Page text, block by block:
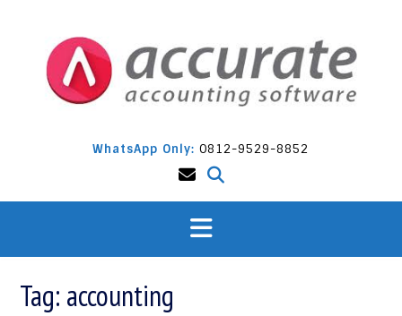
WhatsApp Only: 0812-9529-8852
Tag: accounting